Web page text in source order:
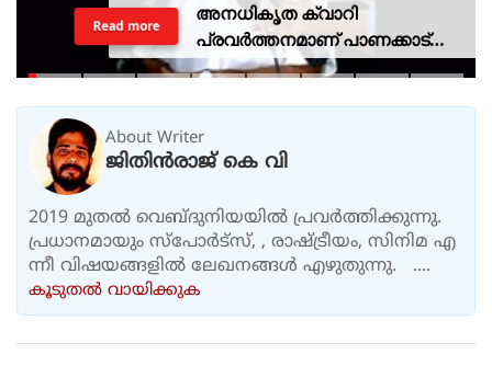
അനധികൃത ക്വാറി
പ്രവര്‍ത്തനമാണ് പാണക്കാട്
ഉരുള്‍പൊട്ടലിന്
Read more
About Writer
ജിതിൻരാജ് കെ വി
2019 മുതൽ വെബ്ദുനിയയിൽ പ്രവർത്തിക്കുന്നു.
പ്രധാനമായും സ്പോർട്സ്, , രാഷ്ട്രീയം, സിനിമ എ
ന്നീ വിഷയങ്ങളിൽ ലേഖനങ്ങൾ എഴുതുന്നു. ....
കൂടുതല്‍ വായിക്കുക